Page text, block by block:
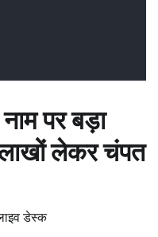
पर बड़ा
लेकर चंपत
डेस्क